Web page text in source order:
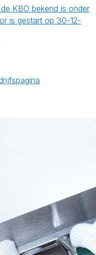
KBO bekend is onder
is gestart op 30-12-